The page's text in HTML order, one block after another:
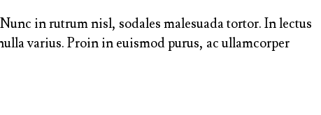
in rutrum nisl, sodales malesuada tortor. In lectus
varius. Proin in euismod purus, ac ullamcorper